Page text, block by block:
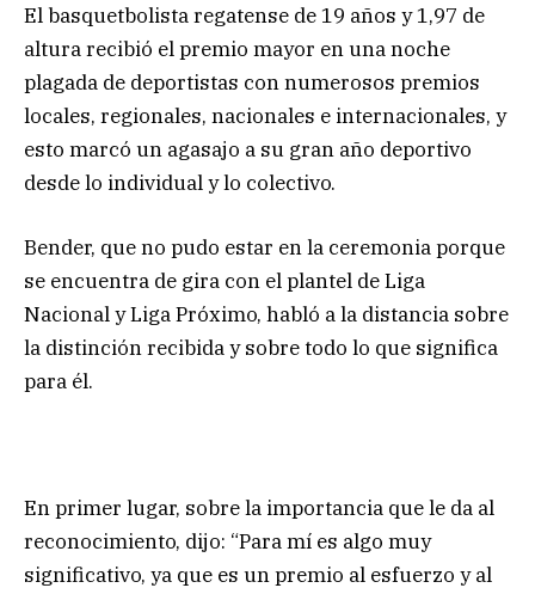
El basquetbolista regatense de 19 años y 1,97 de
altura recibió el premio mayor en una noche
plagada de deportistas con numerosos premios
locales, regionales, nacionales e internacionales, y
esto marcó un agasajo a su gran año deportivo
desde lo individual y lo colectivo.
Bender, que no pudo estar en la ceremonia porque
se encuentra de gira con el plantel de Liga
Nacional y Liga Próximo, habló a la distancia sobre
la distinción recibida y sobre todo lo que significa
para él.
En primer lugar, sobre la importancia que le da al
reconocimiento, dijo: “Para mí es algo muy
significativo, ya que es un premio al esfuerzo y al